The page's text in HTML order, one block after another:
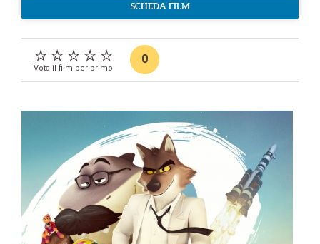
SCHEDA FILM
Vota il film per primo
0